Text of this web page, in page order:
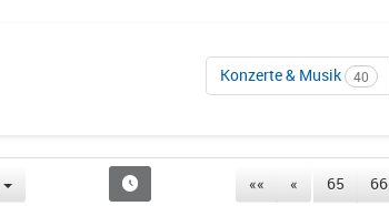
Konzerte & Musik 40
«« « 65 66